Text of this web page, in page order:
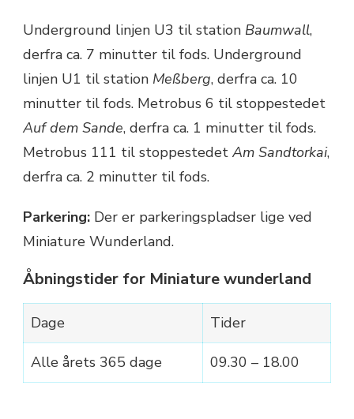
Underground linjen U3 til station Baumwall,
derfra ca. 7 minutter til fods. Underground
linjen U1 til station Meßberg, derfra ca. 10
minutter til fods. Metrobus 6 til stoppestedet
Auf dem Sande, derfra ca. 1 minutter til fods.
Metrobus 111 til stoppestedet Am Sandtorkai,
derfra ca. 2 minutter til fods.
Parkering: Der er parkeringspladser lige ved
Miniature Wunderland.
Åbningstider for Miniature wunderland
Dage Tider
Alle årets 365 dage 09.30 – 18.00